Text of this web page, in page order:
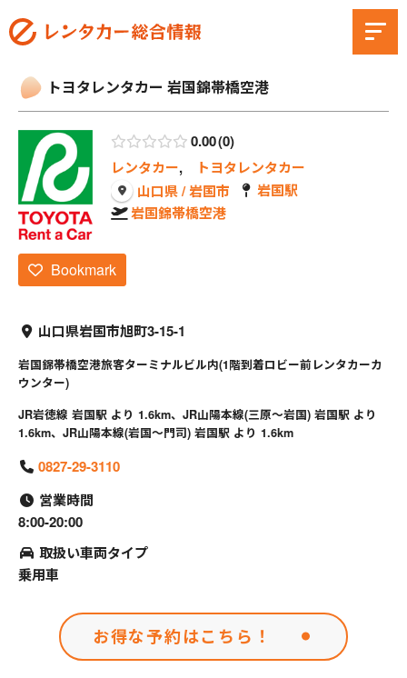
トヨタレンタカー 岩国錦帯橋空港
0.00 0
レンタカー,
トヨタレンタカー
山口県 / 岩国市
岩国駅
岩国錦帯橋空港
Bookmark
山口県岩国市旭町3-15-1
岩国錦帯橋空港旅客ターミナルビル内(1階到着ロビー前レンタカーカ
ウンター)
JR岩徳線 岩国駅 より 1.6km、JR山陽本線(三原～岩国) 岩国駅 より
1.6km、JR山陽本線(岩国～門司) 岩国駅 より 1.6km
0827-29-3110
営業時間
8:00-20:00
取扱い車両タイプ
乗用車
お得な予約はこちら！